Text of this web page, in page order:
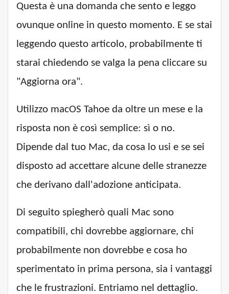
Questa è una domanda che sento e leggo
ovunque online in questo momento. E se stai
leggendo questo articolo, probabilmente ti
starai chiedendo se valga la pena cliccare su
"Aggiorna ora".
Utilizzo macOS Tahoe da oltre un mese e la
risposta non è così semplice: sì o no.
Dipende dal tuo Mac, da cosa lo usi e se sei
disposto ad accettare alcune delle stranezze
che derivano dall'adozione anticipata.
Di seguito spiegherò quali Mac sono
compatibili, chi dovrebbe aggiornare, chi
probabilmente non dovrebbe e cosa ho
sperimentato in prima persona, sia i vantaggi
che le frustrazioni. Entriamo nel dettaglio.